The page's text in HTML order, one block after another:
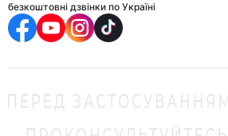
безкоштовні дзвінки по Україні